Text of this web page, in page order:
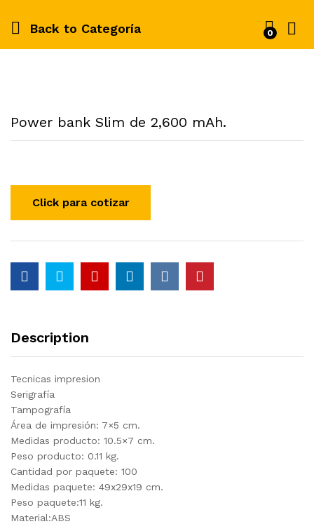
Back to Categoría 0
Power bank Slim de 2,600 mAh.
Description
Tecnicas impresion
Serigrafía
Tampografía
Área de impresión: 7×5 cm.
Medidas producto: 10.5×7 cm.
Peso producto: 0.11 kg.
Cantidad por paquete: 100
Medidas paquete: 49x29x19 cm.
Peso paquete:11 kg.
Material:ABS